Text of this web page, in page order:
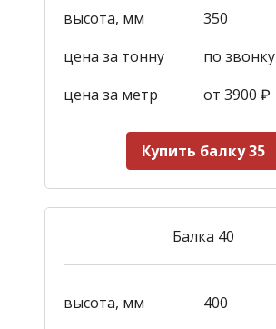
высота, мм
350
цена за тонну
по звонку
цена за метр
от 3900 ₽
Купить балку 35
Балка 40
высота, мм 400